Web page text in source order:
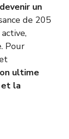
un
de 205
Pour
ultime
la